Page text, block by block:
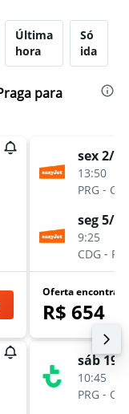
Última
hora
Só
ida
para
sex 2/10
13:50
PRG -
seg 5/10
9:25
CDG -
Oferta
R$ 654
sáb 19/
10:45
PRG -